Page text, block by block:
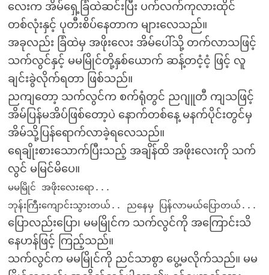
လေးက အိမ်ရှေ့ခြံထဲဆင်းပြီး ပက်လက်ကုလားထိုင်
တစ်လုံးနှင့် ပုတီးစိပ်နေတာက များလေသည်။
အခုလည်း ခြံထဲမှ အဖိုးလေး အိမ်ပေါ်သို့ တက်လာသဖြင့်
သက်လွင်နှင့် မမမြိုင်တို့နှစ်ယောက် ဆန့်တငံ့ငံ့ ဖြင့် လူ
ချင်းခွဲလိုက်ရတာ ဖြစ်သည်။
ညကျတော့ သက်လွင်က စက်ရုံတွင် ညဂျူတီ ကျသဖြင့်
အိမ်ပြန်မအိပ်ဖြစ်တော့ပဲ နောက်တစ်နေ့ မနက်ပိုင်းတွင်မှ
အိမ်သို့ပြန်ရောက်လာခဲ့ရလေသည်။
ရေချိုးစားသောက်ပြီးသည့် အချိန်ထိ အဖိုးလေးကို သက်
လွင် မမြင်မိပေ။
မမမြိုင် အဖိုးလေးရော...
ဘုန်းကြီးကျောင်းသွားတယ်.. ညနေမှ ပြန်လာမယ်ပြောတယ်...
ပြောလည်းပြော၊ မမမြိုင်က သက်လွင်ကို အကြောင်းသိ
နေဟန်ဖြင့် ကြည့်သည်။
သက်လွင်က မမမြိုင်ကို ညင်သာစွာ ပွေ့မလိုက်သည်။ မမ